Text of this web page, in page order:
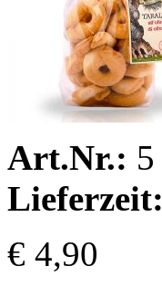
Art.Nr.: 5
Lieferzeit:
€ 4,90